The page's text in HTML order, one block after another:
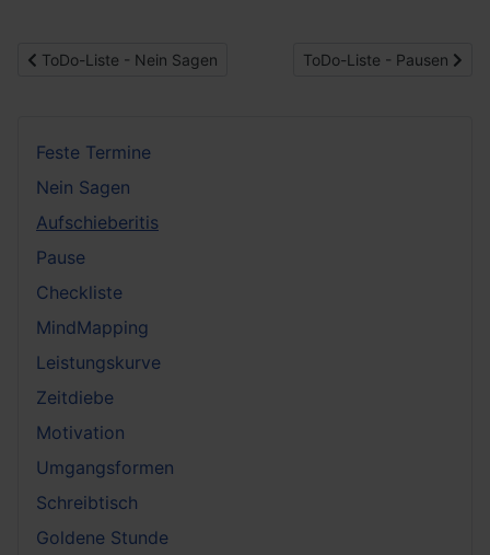
Vorheriger Beitrag: ToDo-Liste - Nein Sagen
ToDo-Liste - Nein Sagen Nächster Beitrag: ToDo-
ToDo-Liste - Pausen
Feste Termine
Nein Sagen
Aufschieberitis
Pause
Checkliste
MindMapping
Leistungskurve
Zeitdiebe
Motivation
Umgangsformen
Schreibtisch
Goldene Stunde